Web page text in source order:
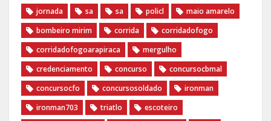
jornada
sa sa policl
maio amarelo
bombeiro mirim
corrida
corridadofogo
corridadofogoarapiraca
mergulho
credenciamento
concurso
concursocbmal
concursocfo
concursosoldado
ironman
ironman703
triatlo
escoteiro